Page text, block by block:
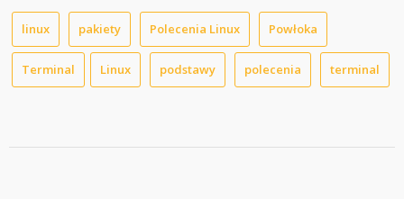
linux pakiety Polecenia Linux Powłoka
Terminal Linux podstawy polecenia terminal